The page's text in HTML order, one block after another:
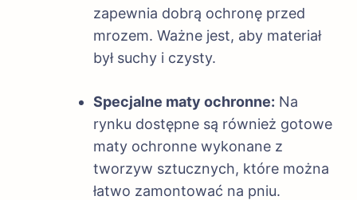
zapewnia dobrą ochronę przed
mrozem. Ważne jest, aby materiał
był suchy i czysty.
Specjalne maty ochronne: Na
rynku dostępne są również gotowe
maty ochronne wykonane z
tworzyw sztucznych, które można
łatwo zamontować na pniu.